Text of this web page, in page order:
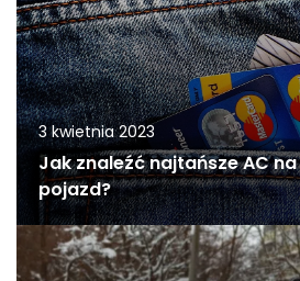
3 kwietnia 2023
Jak znaleźć najtańsze AC
pojazd?